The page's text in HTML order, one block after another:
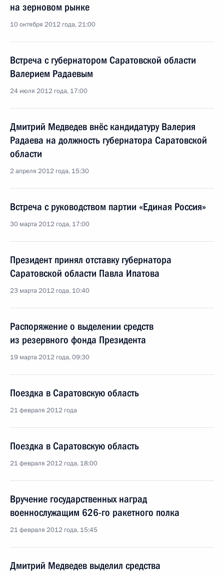
на зерновом рынке
10 октября 2012 года, 21:00
Встреча с губернатором Саратовской области
Валерием Радаевым
24 июля 2012 года, 17:00
Дмитрий Медведев внёс кандидатуру Валерия
Радаева на должность губернатора Саратовской
области
2 апреля 2012 года, 15:30
Встреча с руководством партии «Единая Россия»
30 марта 2012 года, 17:00
Президент принял отставку губернатора
Саратовской области Павла Ипатова
23 марта 2012 года, 10:40
Распоряжение о выделении средств
из резервного фонда Президента
19 марта 2012 года, 09:30
Поездка в Саратовскую область
21 февраля 2012 года
Поездка в Саратовскую область
21 февраля 2012 года, 18:00
Вручение государственных наград
военнослужащим 626-го ракетного полка
21 февраля 2012 года, 15:45
Дмитрий Медведев выделил средства